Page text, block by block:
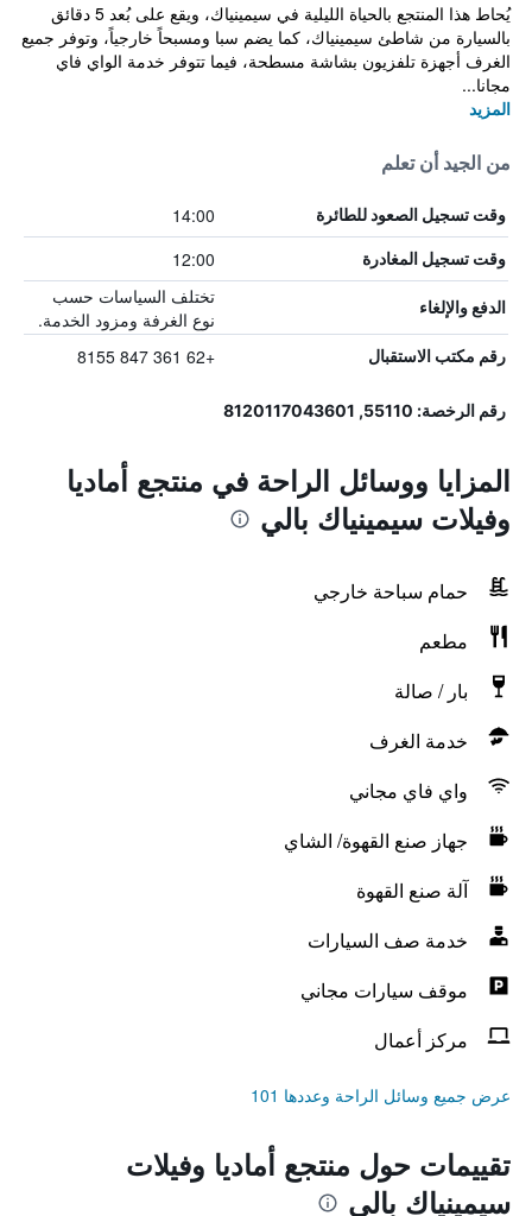
يُحاط هذا المنتجع بالحياة الليلية في سيمينياك، ويقع على بُعد 5 دقائق
بالسيارة من شاطئ سيمينياك، كما يضم سبا ومسبحاً خارجياً، وتوفر جميع
الغرف أجهزة تلفزيون بشاشة مسطحة، فيما تتوفر خدمة الواي فاي
مجانا...
المزيد
من الجيد أن تعلم
وقت تسجيل الصعود للطائرة 14:00
وقت تسجيل المغادرة 12:00
الدفع والإلغاء
تختلف السياسات حسب
نوع الغرفة ومزود الخدمة.
رقم مكتب الاستقبال +62 361 847 8155
رقم الرخصة: 55110, 8120117043601
المزايا ووسائل الراحة في منتجع أماديا
وفيلات سيمينياك بالي
حمام سباحة خارجي
مطعم
بار / صالة
خدمة الغرف
واي فاي مجاني
جهاز صنع القهوة/ الشاي
آلة صنع القهوة
خدمة صف السيارات
موقف سيارات مجاني
مركز أعمال
عرض جميع وسائل الراحة وعددها 101
تقييمات حول منتجع أماديا وفيلات
سيمينياك بالي